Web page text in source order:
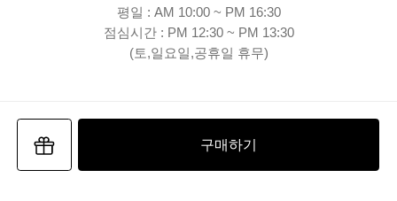
구매하기
평일 : AM 10:00 ~ PM 16:30
점심시간 : PM 12:30 ~ PM 13:30
(토,일요일,공휴일 휴무)